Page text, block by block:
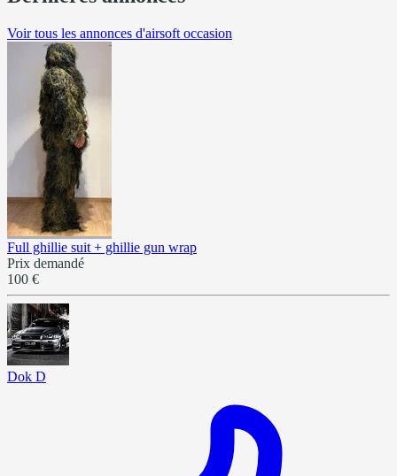
Voir tous les annonces d'airsoft occasion
Full ghillie suit + ghillie gun wrap
Prix demandé
100 €
Dok D